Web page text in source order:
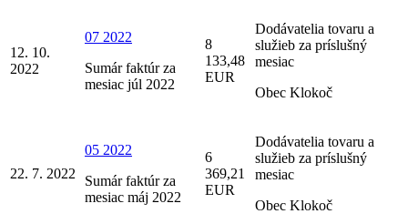
12. 10.
2022
07 2022
Sumár faktúr za
mesiac júl 2022
8
133,48
EUR
Dodávatelia tovaru a
služieb za príslušný
mesiac
Obec Klokoč
22. 7. 2022
05 2022
Sumár faktúr za
mesiac máj 2022
6
369,21
EUR
Dodávatelia tovaru a
služieb za príslušný
mesiac
Obec Klokoč